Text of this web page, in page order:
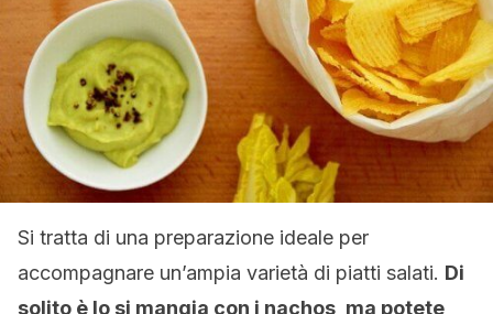
Si tratta di una preparazione ideale per
accompagnare un’ampia varietà di piatti salati. Di
solito è lo si mangia con i nachos, ma potete